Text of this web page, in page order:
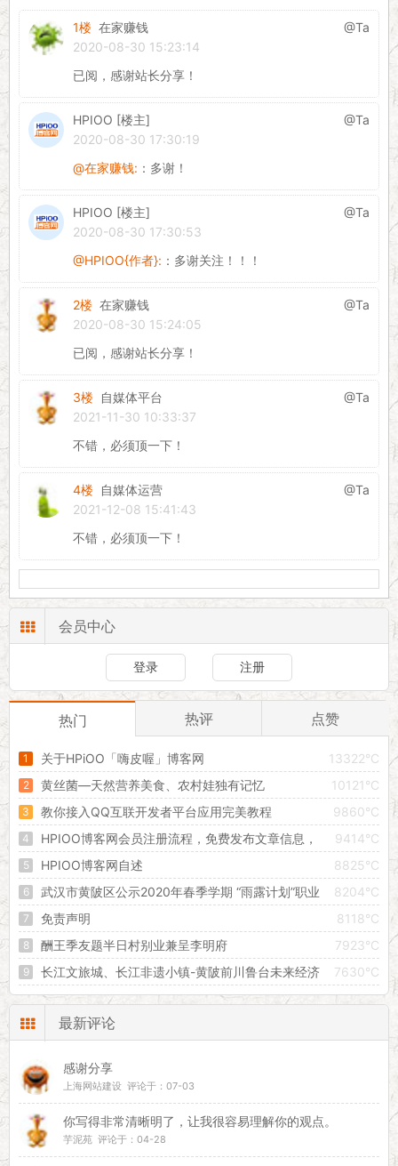
1楼 在家赚钱
@Ta
2020-08-30 15:23:14
已阅，感谢站长分享！
HPIOO [楼主]
@Ta
2020-08-30 17:30:19
@在家赚钱: ：多谢！
HPIOO [楼主]
@Ta
2020-08-30 17:30:53
@HPIOO{作者}: ：多谢关注！！！
2楼 在家赚钱
@Ta
2020-08-30 15:24:05
已阅，感谢站长分享！
3楼 自媒体平台
@Ta
2021-11-30 10:33:37
不错，必须顶一下！
4楼 自媒体运营
@Ta
2021-12-08 15:41:43
不错，必须顶一下！
会员中心
登录 注册
热门 热评 点赞
13322°C
关于HPiOO「嗨皮喔」博客网
10121°C
黄丝菌—天然营养美食、农村娃独有记忆
9860°C
教你接入QQ互联开发者平台应用完美教程
9414°C
HPIOO博客网会员注册流程，免费发布文章信息，
创建属于自己的独立空间！
8825°C
HPIOO博客网自述
8204°C
武汉市黄陂区公示2020年春季学期 “雨露计划”职业
教育扶贫助学拟补助对象
8118°C
免责声明
7923°C
酬王季友题半日村别业兼呈李明府
7630°C
长江文旅城、长江非遗小镇-黄陂前川鲁台未来经济
增长的引擎
最新评论
感谢分享
上海网站建设 评论于：07-03
你写得非常清晰明了，让我很容易理解你的观点。
芋泥苑 评论于：04-28